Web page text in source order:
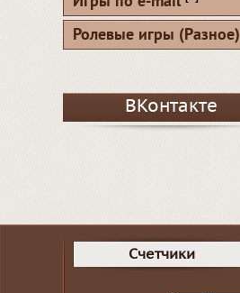
Ролевые игры (Разное)
ВКонтакте
Счетчики